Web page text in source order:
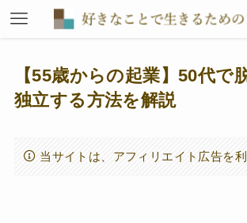
【55歳からの起業】50代で
独立する方法を解説
当サイトは、アフィリエイト広告を